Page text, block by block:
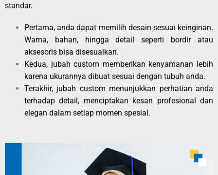
standar.
Pertama, anda dapat memilih desain sesuai keinginan.
Warna, bahan, hingga detail seperti bordir atau
aksesoris bisa disesuaikan.
Kedua, jubah custom memberikan kenyamanan lebih
karena ukurannya dibuat sesuai dengan tubuh anda.
Terakhir, jubah custom menunjukkan perhatian anda
terhadap detail, menciptakan kesan profesional dan
elegan dalam setiap momen spesial.